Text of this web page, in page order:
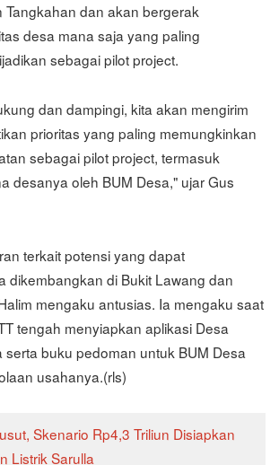
Tangkahan dan akan bergerak
desa mana saja yang paling
sebagai pilot project.
dan dampingi, kita akan mengirim
prioritas yang paling memungkinkan
sebagai pilot project, termasuk
desanya oleh BUM Desa," ujar Gus
terkait potensi yang dapat
dikembangkan di Bukit Lawang dan
mengaku antusias. Ia mengaku saat
tengah menyiapkan aplikasi Desa
serta buku pedoman untuk BUM Desa
usahanya.(rls)
Skenario Rp4,3 Triliun Disiapkan
Listrik Sarulla